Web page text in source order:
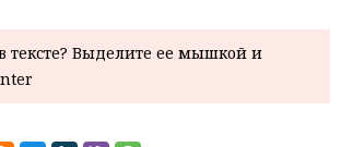
Выделите ее мышкой и